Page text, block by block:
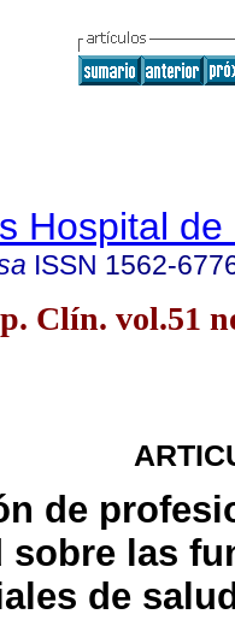
Hospital
ISSN 1562-
Clín. vol.51
de
sobre las
de